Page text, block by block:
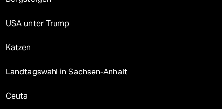
USA unter Trump
Katzen
Landtagswahl in Sachsen-Anhalt
Ceuta